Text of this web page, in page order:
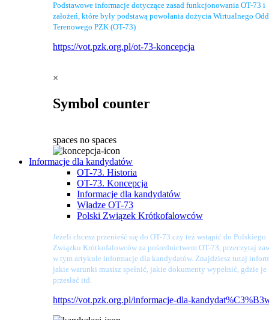
Podstawowe informacje dotyczące zasad funkcjonowania OT-73 i
założeń, które były podstawą powołania dożycia Wirtualnego
Terenowego PZK (OT-73)
https://vot.pzk.org.pl/ot-73-koncepcja
×
Symbol counter
spaces no spaces
Informacje dla kandydatów
OT-73. Historia
OT-73. Koncepcja
Informacje dla kandydatów
Władze OT-73
Polski Związek Krótkofalowców
Jeżeli chcesz przenieść się do OT-73 czy też wstąpić do Polskiego
Związku Krótkofalowców za pośrednictwem OT-73, przeczytaj
w tym artykule informacje dla kandydatów. Znajdziesz tutaj
jakie warunki musisz spełnić, jakie dokumenty wypełnić, gdzie je
przesłać itd.
https://vot.pzk.org.pl/informacje-dla-